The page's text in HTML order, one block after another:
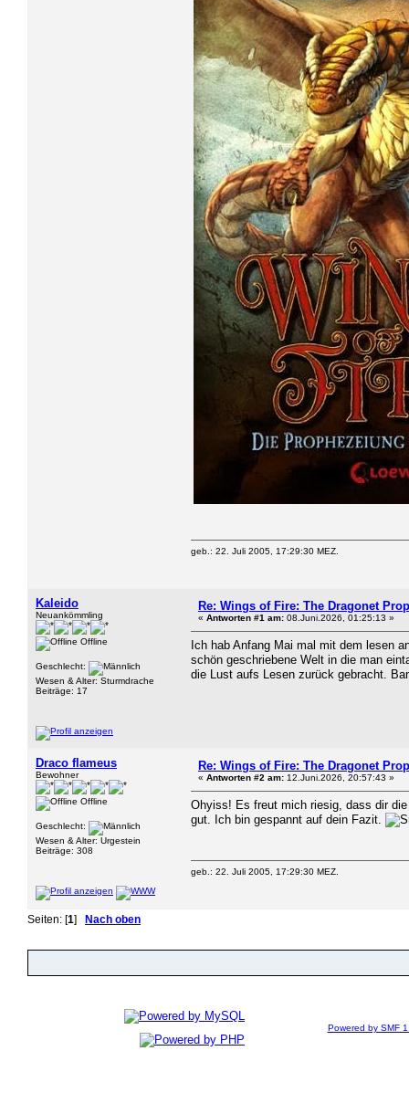
geb.: 22. Juli 2005, 17:29:30 MEZ.
Kaleido
Neuankömmling
Offline
Geschlecht:
Wesen & Alter: Sturmdrache
Beiträge: 17
Re: Wings of Fire: The Dragonet
« Antworten #1 am: 08.Juni.2026, 01:25:13 »
Ich hab Anfang Mai mal mit dem lesen
schön geschriebene Welt in die man
die Lust aufs Lesen zurück gebracht.
Draco flameus
Bewohner
Offline
Geschlecht:
Wesen & Alter: Urgestein
Beiträge: 308
Re: Wings of Fire: The Dragonet
« Antworten #2 am: 12.Juni.2026, 20:57:43 »
Ohyiss! Es freut mich riesig, dass dir
gut. Ich bin gespannt auf dein Fazit.
geb.: 22. Juli 2005, 17:29:30 MEZ.
Seiten: [1] Nach oben
Powered by SMF